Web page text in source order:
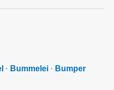
· Bummelei · Bumper